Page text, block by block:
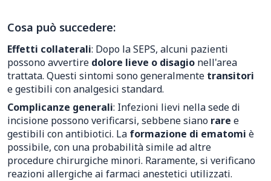
Cosa può succedere:
Effetti collaterali: Dopo la SEPS, alcuni pazienti
possono avvertire dolore lieve o disagio nell'area
trattata. Questi sintomi sono generalmente transitori
e gestibili con analgesici standard.
Complicanze generali: Infezioni lievi nella sede di
incisione possono verificarsi, sebbene siano rare e
gestibili con antibiotici. La formazione di ematomi è
possibile, con una probabilità simile ad altre
procedure chirurgiche minori. Raramente, si verificano
reazioni allergiche ai farmaci anestetici utilizzati.